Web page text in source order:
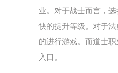
业。对于战士而言，
快的提升等级。对于
的进行游戏。而道士
入口。